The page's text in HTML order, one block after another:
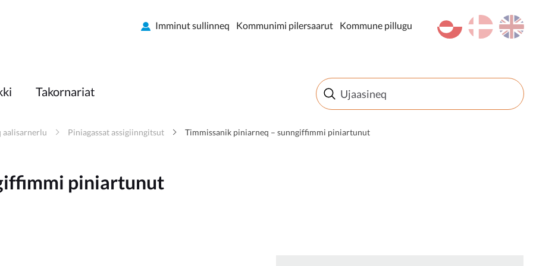
en
da
kl-GL
Imminut sullinneq Kommunimi pilersaarut Kommune pillugu
Takornariat
aalisarnerlu Piniagassat assigiinngitsut Timmissanik piniarneq – sunngiffimmi piniartunut
piniartunut